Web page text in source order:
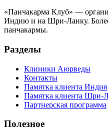
«Панчакарма Клуб» —
Индию и на Шри-Ланку.
панчакармы.
Разделы
Клиники Аюрведы
Контакты
Памятка клиента Индия
Памятка клиента Шри-
Партнерская программа
Полезное